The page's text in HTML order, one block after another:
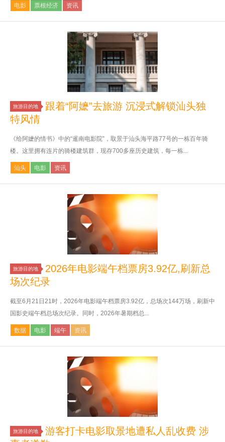
电影 票根经济 资讯
旅游目的地
跟着“阿嬷”去旅游 沉浸式解锁汕头独
特风情
《给阿嬷的情书》中的“暹南电影院”，取景于汕头海平路77号的一栋百年骑
楼。这里拥有连片的骑楼建筑群，现存700多座历史建筑，每一栋...
汕头 电影 资讯
旅游目的地
2026年电影端午档票房3.92亿,刷新总
场次纪录
截至6月21日21时，2026年电影端午档票房3.92亿，总场次144万场，刷新中
国影史端午档总场次纪录。同时，2026年暑期档总...
数据 电影 端午 资讯
旅游目的地
游客打卡电影取景地遭私人乱收费 涉